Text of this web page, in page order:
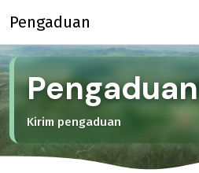
Pengaduan
Pengaduan
Kirim pengaduan